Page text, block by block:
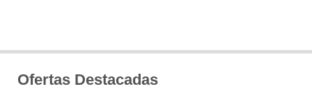
Ofertas Destacadas